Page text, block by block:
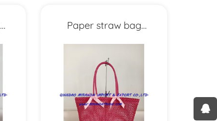
Paper straw bag
MXYD1178